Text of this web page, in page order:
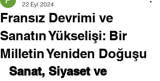
Fransız Devrimi ve
Sanatın Yükselişi: Bir
Milletin Yeniden Doğuşu
22 Eyl 2024
Sanat, Siyaset ve